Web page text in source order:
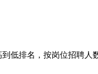
低排名，按岗位招聘